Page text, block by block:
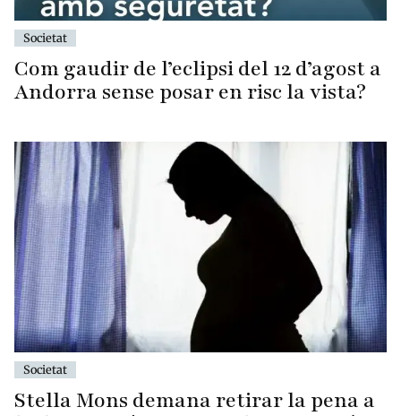
Societat
Com gaudir de l’eclipsi del 12 d’agost a
Andorra sense posar en risc la vista?
Societat
Stella Mons demana retirar la pena a